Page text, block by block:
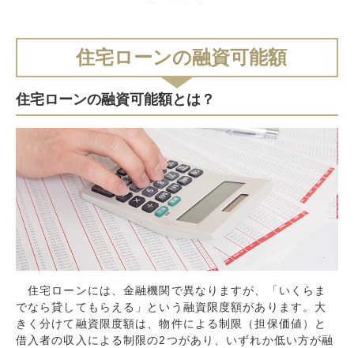
住宅ローンの融資可能額
住宅ローンの融資可能額とは？
住宅ローンには、金融機関で異なりますが、「いくらま
でなら貸してもらえる」という融資限度額があります。大
きく分けて融資限度額は、物件による制限（担保価値）と
借入者の収入による制限の2つがあり、いずれか低い方が融